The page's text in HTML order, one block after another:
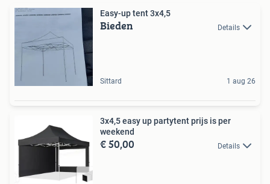
Easy-up tent 3x4,5
Bieden Details
Sittard 1 aug 26
3x4,5 easy up partytent prijs is per
weekend
€ 50,00 Details